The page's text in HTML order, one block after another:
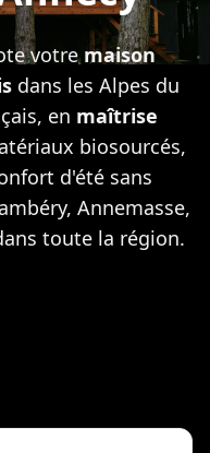
votremaison
dans les Alpes du
en maîtrise
biosourcés,
d'été sans
Annemasse,
toute la région.